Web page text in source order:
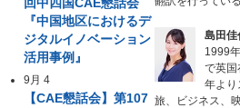
『中国地区におけるデ
ジタルイノベーション
活用事例』
9月 4
【CAE懇話会】第107
島田佳
1999
で英国
年より
旅、ビジネス、